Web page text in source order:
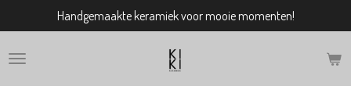
direct
naar
Handgemaakte keramiek voor mooie momenten!